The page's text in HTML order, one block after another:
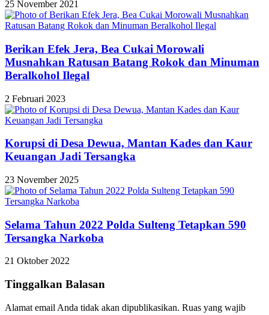
25 November 2021
Berikan Efek Jera, Bea Cukai Morowali
Musnahkan Ratusan Batang Rokok dan Minuman
Beralkohol Ilegal
2 Februari 2023
Korupsi di Desa Dewua, Mantan Kades dan Kaur
Keuangan Jadi Tersangka
23 November 2025
Selama Tahun 2022 Polda Sulteng Tetapkan 590
Tersangka Narkoba
21 Oktober 2022
Tinggalkan Balasan
Alamat email Anda tidak akan dipublikasikan. Ruas yang wajib